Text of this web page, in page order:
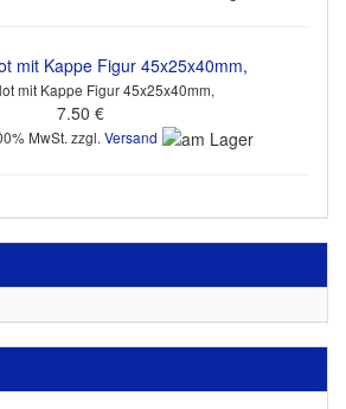
mit Kappe Figur 45x25x40mm,
7.50 €
MwSt. zzgl. Versand